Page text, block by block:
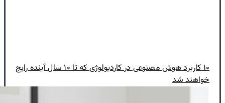
۱۰ کاربرد هوش مصنوعی در کاردیولوژی که تا ۱۰ سال آینده رایج
خواهند شد